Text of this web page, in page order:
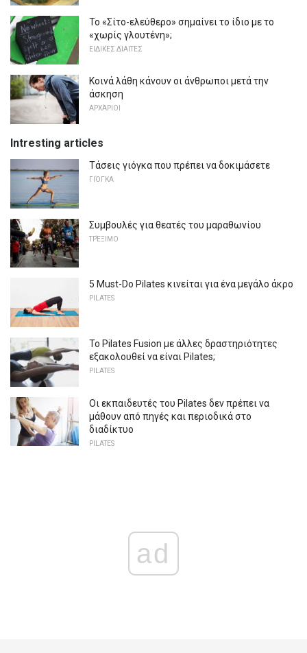
Το «Σίτο-ελεύθερο» σημαίνει το ίδιο με το
«χωρίς γλουτένη»;
ΕΙΔΙΚΈΣ ΔΊΑΙΤΕΣ
Κοινά λάθη κάνουν οι άνθρωποι μετά την
άσκηση
ΑΡΧΆΡΙΟΙ
Intresting articles
Τάσεις γιόγκα που πρέπει να δοκιμάσετε
ΓΙΌΓΚΑ
Συμβουλές για θεατές του μαραθωνίου
ΤΡΈΞΙΜΟ
5 Must-Do Pilates κινείται για ένα μεγάλο άκρο
PILATES
Το Pilates Fusion με άλλες δραστηριότητες
εξακολουθεί να είναι Pilates;
PILATES
Οι εκπαιδευτές του Pilates δεν πρέπει να
μάθουν από πηγές και περιοδικά στο
διαδίκτυο
PILATES
ad